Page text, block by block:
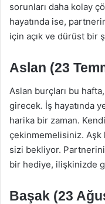
sorunları daha kolay
hayatında ise,
için açık ve dürüst bir
Aslan (23
Aslan burçları bu
girecek. İş hayatında
harika bir zaman.
çekinmemelisiniz. Aşk
sizi bekliyor.
bir hediye, ilişkinizde
Başak (23